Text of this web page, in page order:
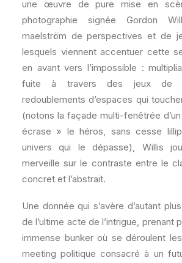
une œuvre de pure mise en
photographie signée Gordon
maelström de perspectives et de
lesquels viennent accentuer cette
en avant vers l’impossible :
fuite à travers des jeux de
redoublements d’espaces qui
(notons la façade multi-fenêtrée
écrase » le héros, sans cesse
univers qui le dépasse), Willis
merveille sur le contraste entre le
concret et l’abstrait.
Une donnée qui s’avère d’autant
de l’ultime acte de l’intrigue, prenant
immense bunker où se déroulent
meeting politique consacré à un